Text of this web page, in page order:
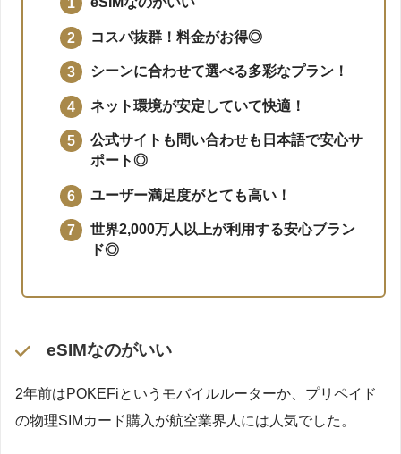
コスパ抜群！料金がお得◎
シーンに合わせて選べる多彩なプラン！
ネット環境が安定していて快適！
公式サイトも問い合わせも日本語で安心サ
ポート◎
ユーザー満足度がとても高い！
世界2,000万人以上が利用する安心ブラン
ド◎
eSIMなのがいい
2年前はPOKEFiというモバイルルーターか、プリペイド
の物理SIMカード購入が航空業界人には人気でした。